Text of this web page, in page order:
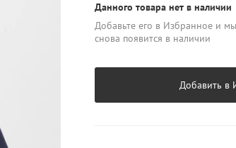
Данного товара нет в наличии
Добавьте его в Избранное и
снова появится в наличии
Добавить в